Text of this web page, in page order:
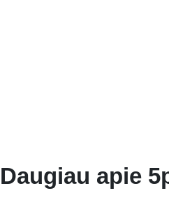
Daugiau apie